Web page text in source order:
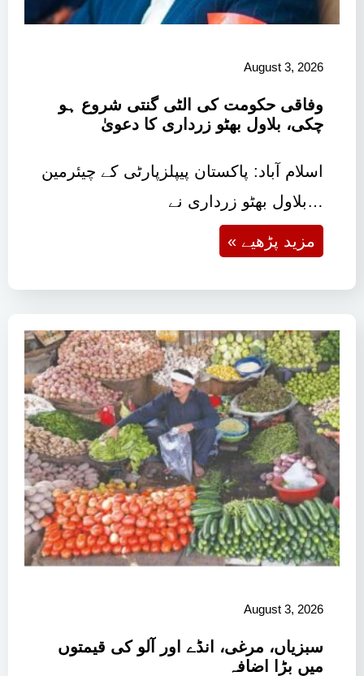
August 3, 2026
وفاقی حکومت کی الٹی گنتی شروع ہو
چکی، بلاول بھٹو زرداری کا دعویٰ
اسلام آباد: پاکستان پیپلزپارٹی کے چیئرمین
بلاول بھٹو زرداری نے…
« مزید پڑھیے
August 3, 2026
سبزیاں، مرغی، انڈے اور آلو کی قیمتوں
میں بڑا اضافہ